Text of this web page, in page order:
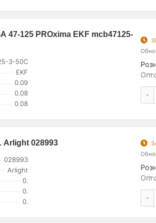
47-125 PROxima EKF mcb47125-
3-50C
EKF
0.09
0.08
0.08
-
Arlight 028993
028993
Arlight
0.
0.
0. -